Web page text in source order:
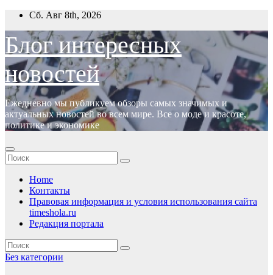
Перейти
содержимому
Сб. Авг 8th, 2026
Блог интересных
новостей
Ежедневно мы публикуем обзоры самых значимых и
актуальных новостей во всем мире. Все о моде и красоте,
политике и экономике
Home
Контакты
Правовая информация и условия использования сайта
timeshola.ru
Редакция портала
Без категории